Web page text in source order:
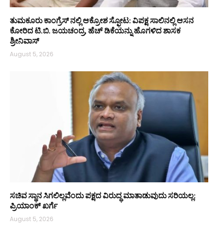
ತುಮಕೂರು ಕಾಂಗ್ರೆಸ್ ನಲ್ಲಿ ಆಕ್ರೋಶ ಸ್ಫೋಟ: ವಿಪಕ್ಷ ಸಾಲಿನಲ್ಲಿ ಆಸನ
ಕೋರಿದ ಟಿ.ಬಿ. ಜಯಚಂದ್ರ, ಹೆಚ್ ಡಿಕೆಯನ್ನು ಹೊಗಳಿದ ಶಾಸಕ
ಶ್ರೀನಿವಾಸ್
August 5, 2026
ಸಚಿವ ಸ್ಥಾನ ಸಿಗಲಿಲ್ಲವೆಂದು ಪಕ್ಷದ ವಿರುದ್ಧ ಮಾತಾಡುವುದು ಸರಿಯಲ್ಲ:
ಪ್ರಿಯಾಂಕ್ ಖರ್ಗೆ
August 5, 2026